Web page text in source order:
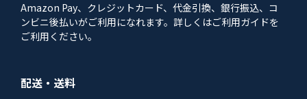
Amazon Pay、クレジットカード、代金引換、銀行振込、コ
ンビニ後払いがご利用になれます。詳しくはご利用ガイドを
ご利用ください。
配送・送料